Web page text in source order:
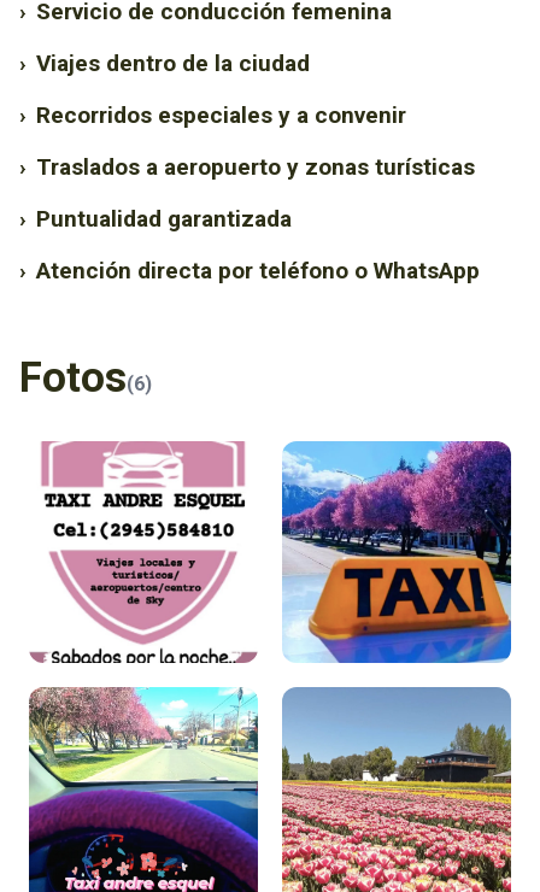
› Servicio de conducción femenina
› Viajes dentro de la ciudad
› Recorridos especiales y a convenir
› Traslados a aeropuerto y zonas turísticas
› Puntualidad garantizada
› Atención directa por teléfono o WhatsApp
Fotos(6)